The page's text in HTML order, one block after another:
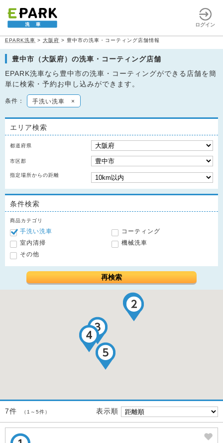
ログイン
EPARK洗車 > 大阪府 > 豊中市の洗車・コーティング店舗情報
豊中市（大阪府）の洗車・コーティング店舗
EPARK洗車なら豊中市の洗車・コーティングができる店舗を簡
単に検索・予約お申し込みができます。
条件： 手洗い洗車 ×
エリア検索
都道府県
市区郡
指定場所からの距離
条件検索
商品カテゴリ
手洗い洗車
コーティング
室内清掃
機械洗車
その他
再検索
7件 （1～5件） 表示順